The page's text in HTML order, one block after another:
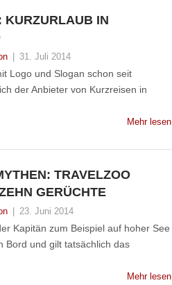
KURZURLAUB IN
31. Juli 2014
Logo und Slogan schon seit
der Anbieter von Kurzreisen in
Mehr lesen
TRAVELZOO
GERÜCHTE
23. Juni 2014
Kapitän zum Beispiel auf hoher See
Bord und gilt tatsächlich das
Mehr lesen